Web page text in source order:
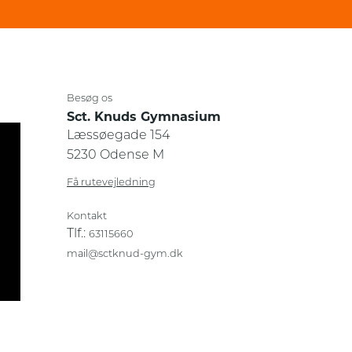
Besøg os
Sct. Knuds Gymnasium
Læssøegade 154
5230 Odense M
Få rutevejledning
Kontakt
Tlf.:63115660
mail@sctknud-gym.dk